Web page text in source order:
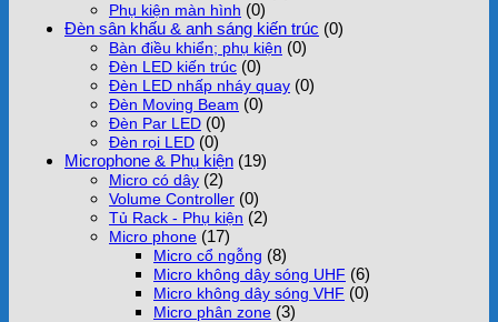
Phụ kiện màn hình (0)
Đèn sân khấu & anh sáng kiến trúc (0)
Bàn điều khiển; phụ kiện (0)
Đèn LED kiến trúc (0)
Đèn LED nhấp nháy quay (0)
Đèn Moving Beam (0)
Đèn Par LED (0)
Đèn rọi LED (0)
Microphone & Phụ kiện (19)
Micro có dây (2)
Volume Controller (0)
Tủ Rack - Phụ kiện (2)
Micro phone (17)
Micro cổ ngỗng (8)
Micro không dây sóng UHF (6)
Micro không dây sóng VHF (0)
Micro phân zone (3)